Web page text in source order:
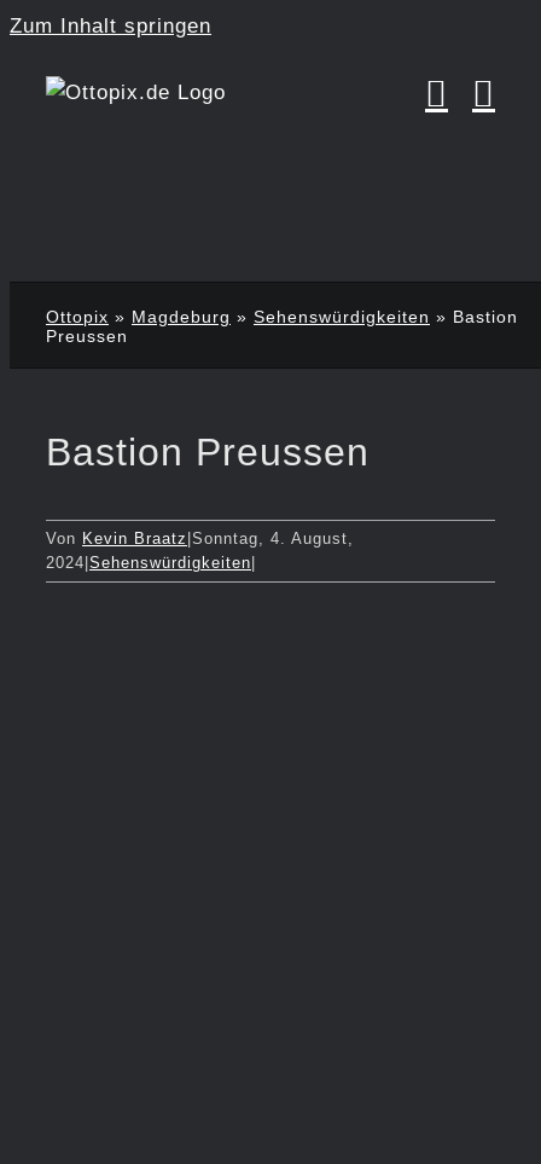
Zum Inhalt springen
Ottopix » Magdeburg » Sehenswürdigkeiten » Bastion
Preussen
Bastion Preussen
Von Kevin Braatz Sonntag, 4. August,
2024 Sehenswürdigkeiten